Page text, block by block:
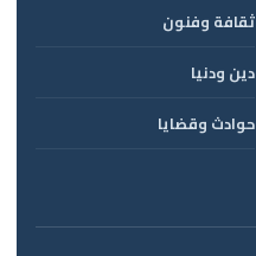
ثقافة وفنون
دين ودنيا
حوادث وقضايا